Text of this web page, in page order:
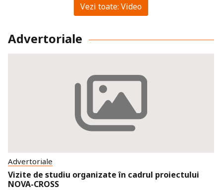
Vezi toate: Video
Advertoriale
Advertoriale
Vizite de studiu organizate în cadrul proiectului
NOVA-CROSS